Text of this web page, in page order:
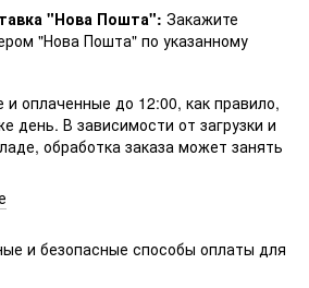
"Нова Пошта": Закажите
"Нова Пошта" по указанному
оплаченные до 12:00, как правило,
день. В зависимости от загрузки и
обработка заказа может занять
и безопасные способы оплаты для